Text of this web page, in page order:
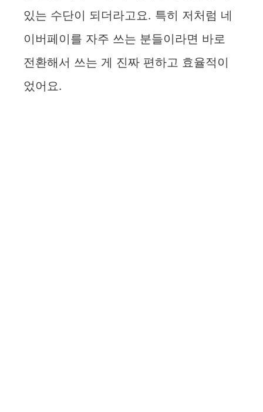
있는 수단이 되더라고요. 특히 저처럼 네
이버페이를 자주 쓰는 분들이라면 바로
전환해서 쓰는 게 진짜 편하고 효율적이
었어요.